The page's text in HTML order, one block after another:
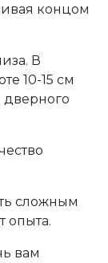
концом
В
10-15 см
сложным
опыта.
вам